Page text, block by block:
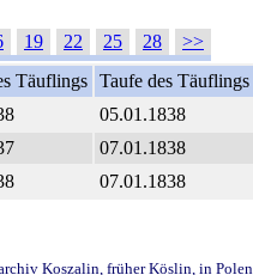
19 22 25 28
>>
Täuflings Taufe des Täuflings
05.01.1838
07.01.1838
07.01.1838
Koszalin, früher Köslin, in